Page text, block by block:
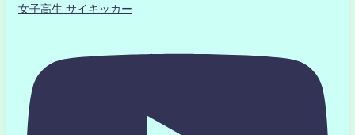
女子高生 サイキッカー